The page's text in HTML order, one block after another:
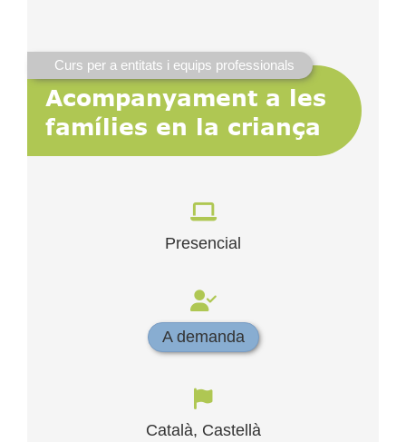
Curs per a entitats i equips professionals
Acompanyament a les
famílies en la criança
Presencial
A demanda
Català, Castellà